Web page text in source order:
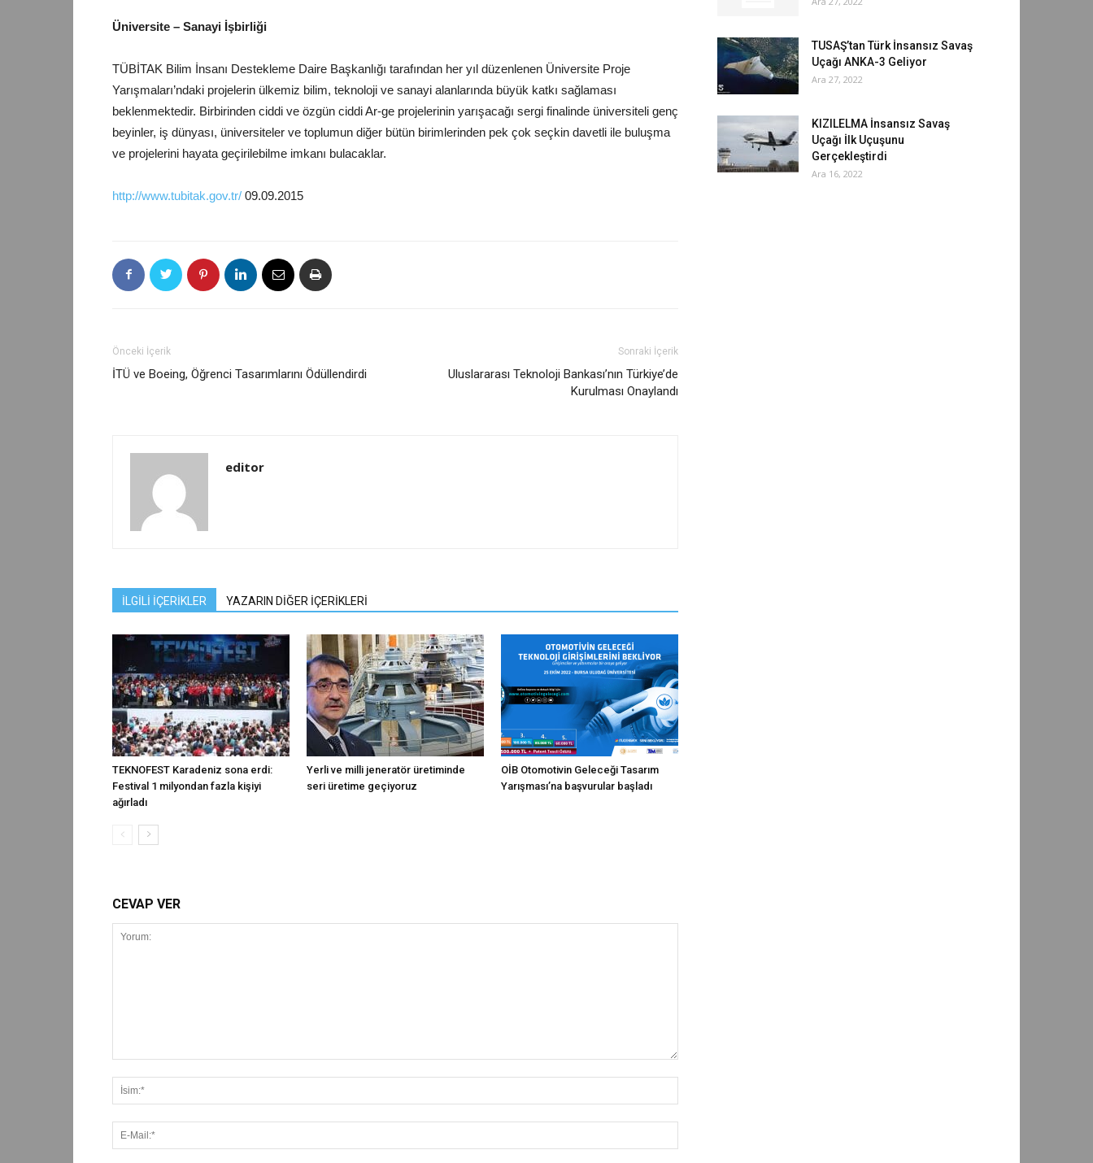
Üniversite – Sanayi İşbirliği
TÜBİTAK Bilim İnsanı Destekleme Daire Başkanlığı tarafından her yıl düzenlenen Üniversite Proje
Yarışmaları’ndaki projelerin ülkemiz bilim, teknoloji ve sanayi alanlarında büyük katkı sağlaması
beklenmektedir. Birbirinden ciddi ve özgün ciddi Ar-ge projelerinin yarışacağı sergi finalinde üniversiteli genç
beyinler, iş dünyası, üniversiteler ve toplumun diğer bütün birimlerinden pek çok seçkin davetli ile buluşma
ve projelerini hayata geçirilebilme imkanı bulacaklar.
http://www.tubitak.gov.tr/ 09.09.2015
Önceki İçerik
İTÜ ve Boeing, Öğrenci Tasarımlarını Ödüllendirdi
Sonraki İçerik
Uluslararası Teknoloji Bankası’nın Türkiye’de
Kurulması Onaylandı
editor
İLGİLİ İÇERİKLER YAZARIN DİĞER İÇERİKLERİ
TEKNOFEST Karadeniz sona erdi:
Festival 1 milyondan fazla kişiyi
ağırladı
Yerli ve milli jeneratör üretiminde
seri üretime geçiyoruz
OİB Otomotivin Geleceği Tasarım
Yarışması’na başvurular başladı
CEVAP VER
TUSAŞ’tan Türk İnsansız Savaş
Uçağı ANKA-3 Geliyor
Ara 27, 2022
KIZILELMA İnsansız Savaş
Uçağı İlk Uçuşunu
Gerçekleştirdi
Ara 16, 2022